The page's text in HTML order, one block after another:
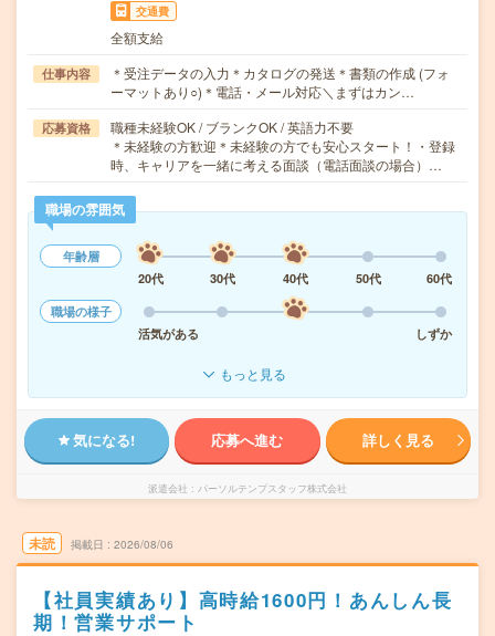
交通費
全額支給
仕事内容
＊受注データの入力＊カタログの発送＊書類の作成 (フォ
ーマットあり○)＊電話・メール対応＼まずはカン…
応募資格
職種未経験OK / ブランクOK / 英語力不要
＊未経験の方歓迎＊未経験の方でも安心スタート！・登録
時、キャリアを一緒に考える面談（電話面談の場合）…
職場の雰囲気
年齢層
20代
30代 40代 50代
60代
職場の様子
活気がある
しずか
もっと見る
気になる! 応募へ進む 詳しく見る
派遣会社 パーソルテンプスタッフ株式会社
未読 掲載日 2026/08/06
【社員実績あり】高時給1600円！あんしん長
期！営業サポート